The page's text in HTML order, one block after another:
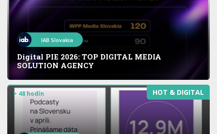
IAB Slovakia
Digital PIE 2026: TOP DIGITAL MEDIA
SOLUTION AGENCY
HOT & DIGITAL
> 48 hodín